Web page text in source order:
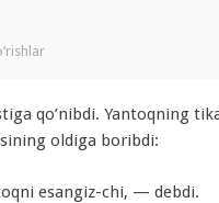
qo’nibdi. Yantoqning
oldiga boribdi:
esangiz-chi, — debdi.